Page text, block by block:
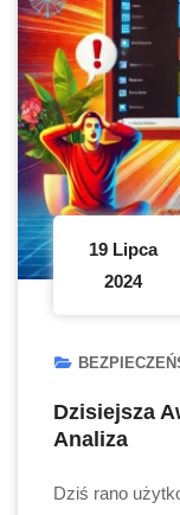
19 Lipca
2024
Dzisiejsza
Analiza
Dziś rano